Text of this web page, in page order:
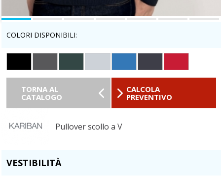
COLORI DISPONIBILI:
TORNA AL
CATALOGO
CALCOLA
PREVENTIVO
Pullover scollo a V
VESTIBILITÀ